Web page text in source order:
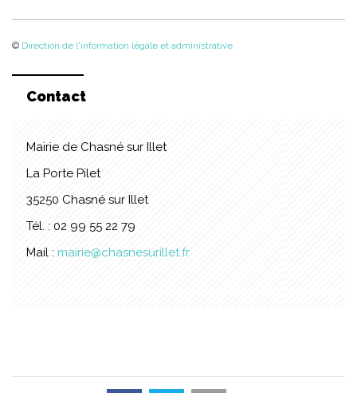
© Direction de l'information légale et administrative
Contact
Mairie de Chasné sur Illet
La Porte Pilet
35250 Chasné sur Illet
Tél. : 02 99 55 22 79
Mail : mairie@chasnesurillet.fr